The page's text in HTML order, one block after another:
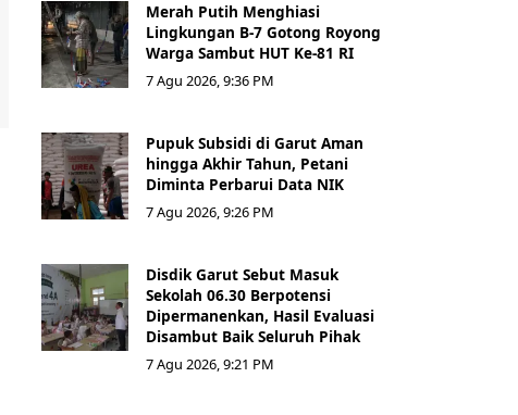
Merah Putih Menghiasi
Lingkungan B-7 Gotong Royong
Warga Sambut HUT Ke-81 RI
7 Agu 2026, 9:36 PM
Pupuk Subsidi di Garut Aman
hingga Akhir Tahun, Petani
Diminta Perbarui Data NIK
7 Agu 2026, 9:26 PM
Disdik Garut Sebut Masuk
Sekolah 06.30 Berpotensi
Dipermanenkan, Hasil Evaluasi
Disambut Baik Seluruh Pihak
7 Agu 2026, 9:21 PM